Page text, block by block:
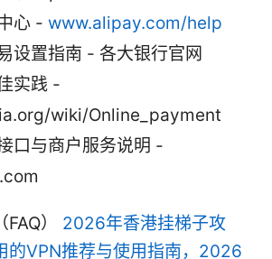
心 - www.alipay.com/help
设置指南 - 各大银行官网
实践 -
wiki/Online_payment
口与商户服务说明 -
） 2026年香港挂梯子攻
的VPN推荐与使用指南，2026